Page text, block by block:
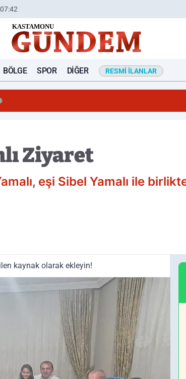
BÖLGE SPOR DIĞER RESMI İLANLAR
Ziyaret
eşi Sibel Yamalı ile
kaynak olarak ekleyin!